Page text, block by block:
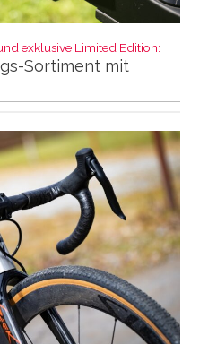
exklusive Limited Edition:
Sortiment mit